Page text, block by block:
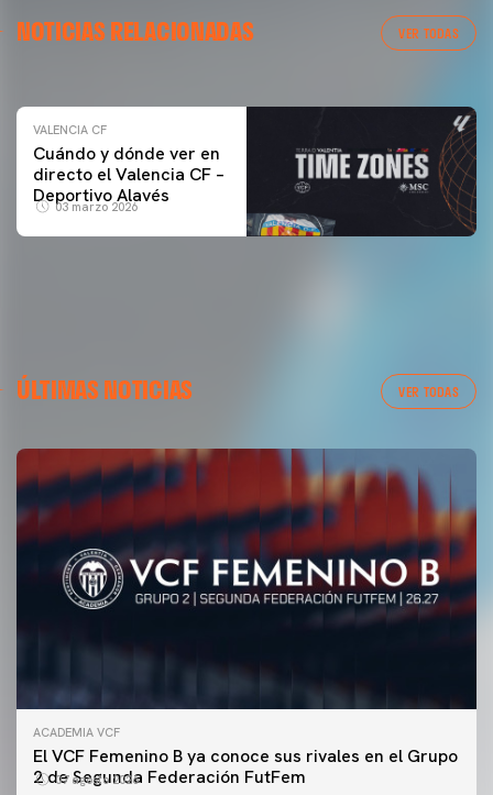
NOTICIAS RELACIONADAS VER TODAS
ENTRENAMIENTO DEL VALENCIA CF 04/03/26
VALENCIA CF
Cuándo y dónde ver en
directo el Valencia CF –
Deportivo Alavés
03 marzo 2026
ÚLTIMAS NOTICIAS VER TODAS
ACADEMIA VCF
El VCF Femenino B ya conoce sus rivales en el Grupo
2 de Segunda Federación FutFem
07 agosto 2026
PRIMER EQUIPO
ENTRENAMIENTO DEL VALENCIA CF 7/8/2026